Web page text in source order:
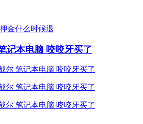
记本电脑 咬咬牙买了